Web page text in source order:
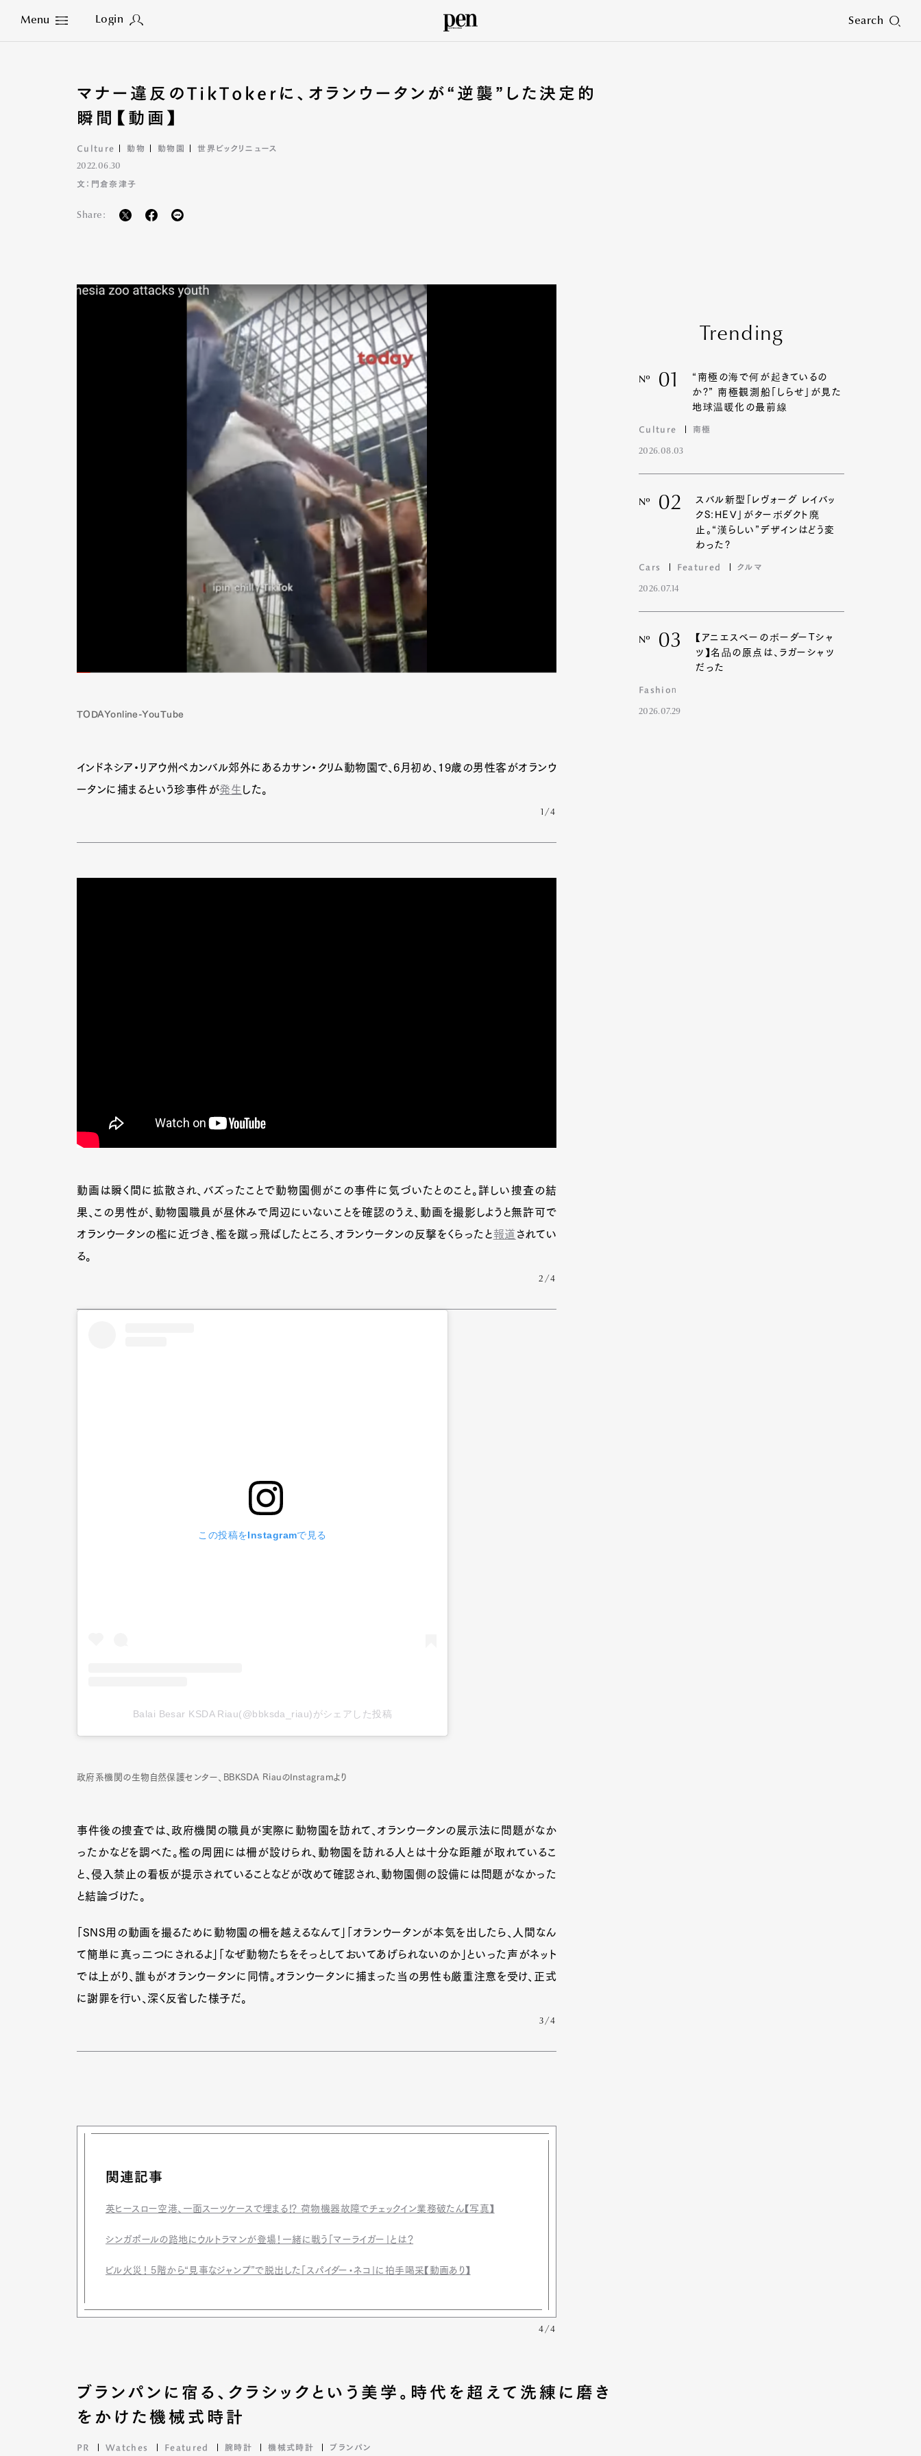
Menu Login Search
Close
マナー違反のTikTokerに、オランウータンが“逆襲”した決定的
瞬間【動画】
Culture 動物 動物園 世界ビックリニュース
2022.06.30
文：門倉奈津子
Share:
TODAYonline-YouTube
インドネシア・リアウ州ペカンバル郊外にあるカサン・クリム動物園で、6月初め、19歳の男性客がオランウ
ータンに捕まるという珍事件が発生 した。
1/4
動画は瞬く間に拡散され、バズったことで動物園側がこの事件に気づいたとのこと。詳しい捜査の結
果、この男性が、動物園職員が昼休みで周辺にいないことを確認のうえ、動画を撮影しようと無許可で
オランウータンの檻に近づき、檻を蹴っ飛ばしたところ、オランウータンの反撃をくらったと 報道 されてい
る。
2/4
この投稿をInstagramで見る
Balai Besar KSDA Riau(@bbksda_riau)がシェアした投稿
政府系機関の生物自然保護センター、BBKSDA RiauのInstagramより
事件後の捜査では、政府機関の職員が実際に動物園を訪れて、オランウータンの展示法に問題がなか
ったかなどを調べた。檻の周囲には柵が設けられ、動物園を訪れる人とは十分な距離が取れているこ
と、侵入禁止の看板が提示されていることなどが改めて確認され、動物園側の設備には問題がなかった
と結論づけた。
「SNS用の動画を撮るために動物園の柵を越えるなんて」「オランウータンが本気を出したら、人間なん
て簡単に真っ二つにされるよ」「なぜ動物たちをそっとしておいてあげられないのか」といった声がネット
では上がり、誰もがオランウータンに同情。オランウータンに捕まった当の男性も厳重注意を受け、正式
に謝罪を行い、深く反省した様子だ。
3/4
関連記事
英ヒースロー空港、一面スーツケースで埋まる⁉ 荷物機器故障でチェックイン業務破たん【写真】
シンガポールの路地にウルトラマンが登場！一緒に戦う「マーライガー」とは？
ビル火災！ 5階から“見事なジャンプ”で脱出した「スパイダー・ネコ」に拍手喝采【動画あり】
4/4
Trending
Nº 01
“南極の海で何が起きているの
か?” 南極観測船「しらせ」が見た
地球温暖化の最前線
Culture 南極
2026.08.03
Nº 02
スバル新型「レヴォーグ レイバッ
クS:HEV」がターボダクト廃
止。“漢らしい”デザインはどう変
わった?
Cars Featured クルマ
2026.07.14
Nº 03
【アニエスベーのボーダーTシャ
ツ】名品の原点は、ラガーシャツ
だった
Fashion
2026.07.29
ブランパンに宿る、クラシックという美学。時代を超えて洗練に磨き
をかけた機械式時計
PR Watches Featured 腕時計 機械式時計 ブランパン